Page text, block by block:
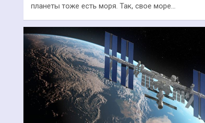
планеты тоже есть моря. Так, свое море…